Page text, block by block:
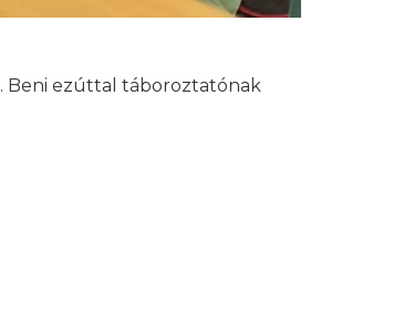
. Beni ezúttal táboroztatónak